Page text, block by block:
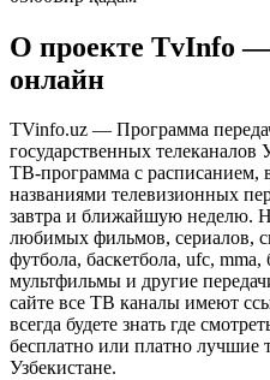
О проекте TvInfo
онлайн
TVinfo.uz — Программа
государственных телеканалов
ТВ-программа с расписанием,
названиями телевизионных
завтра и ближайшую неделю.
любимых фильмов, сериалов,
футбола, баскетбола, ufc,
мультфильмы и другие
сайте все ТВ каналы имеют
всегда будете знать где
бесплатно или платно
Узбекистане.